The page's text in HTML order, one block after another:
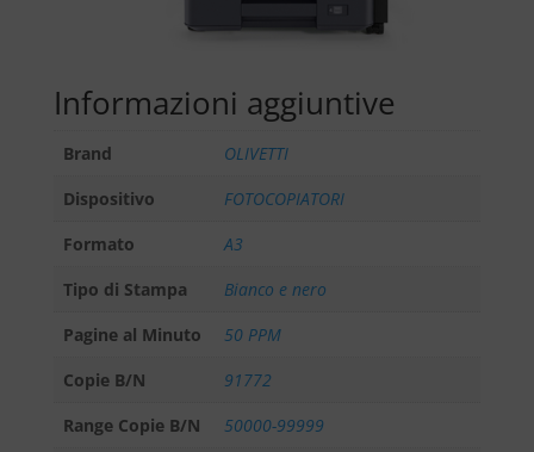
Informazioni aggiuntive
Brand
OLIVETTI
Dispositivo
FOTOCOPIATORI
Formato
A3
Tipo di Stampa
Bianco e nero
Pagine al Minuto
50 PPM
Copie B/N
91772
Range Copie B/N
50000-99999